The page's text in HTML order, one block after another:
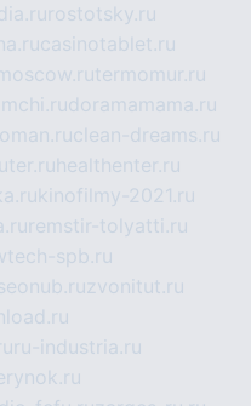
rostotsky.ru
casinotablet.ru
termomur.ru
doramamama.ru
clean-dreams.ru
healthenter.ru
kinofilmy-2021.ru
remstir-tolyatti.ru
spb.ru
zvonitut.ru
ru-industria.ru